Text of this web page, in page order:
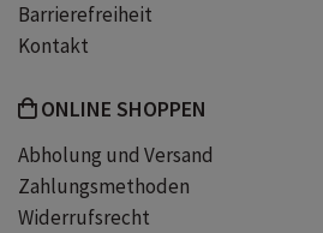
Spannende Kinderbücher ab 7
Kinderbücher zum ersten
Bücher wie Die geheime
Barrierefreiheit
Kontakt
ONLINE SHOPPEN
Abholung und Versand
Zahlungsmethoden
Widerrufsrecht